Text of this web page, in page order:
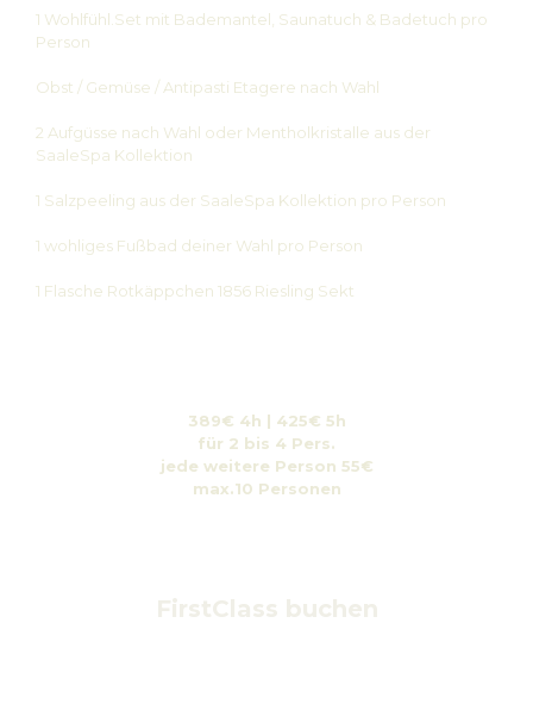
1 Wohlfühl.Set mit Bademantel, Saunatuch & Badetuch pro
Person
Obst / Gemüse / Antipasti Etagere nach Wahl
2 Aufgüsse nach Wahl oder Mentholkristalle aus der
SaaleSpa Kollektion
1 Salzpeeling aus der SaaleSpa Kollektion pro Person
1 wohliges Fußbad deiner Wahl pro Person
1 Flasche Rotkäppchen 1856 Riesling Sekt
389€ 4h | 425€ 5h
für 2 bis 4 Pers.
jede weitere Person 55€
max.10 Personen
FirstClass buchen